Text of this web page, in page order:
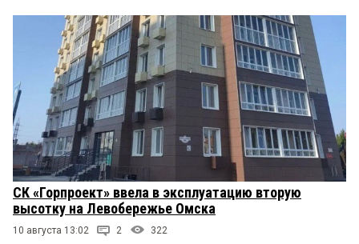
СК «Горпроект» ввела в эксплуатацию вторую
высотку на Левобережье Омска
10 августа 13:02 2 322